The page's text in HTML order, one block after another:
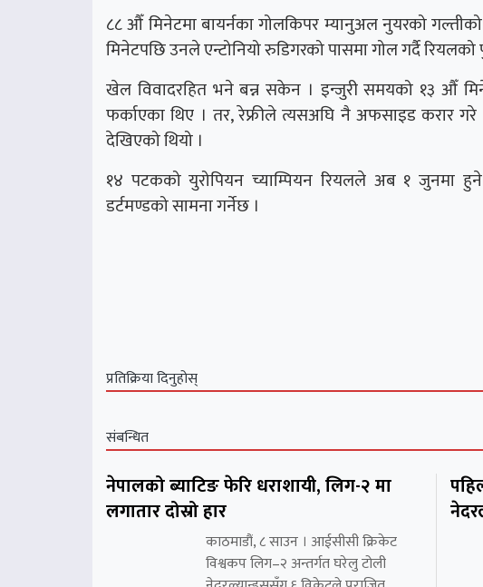
८८ औँ मिनेटमा बायर्नका गोलकिपर म्यानुअल नुयरको
मिनेटपछि उनले एन्टोनियो रुडिगरको पासमा गोल गर्दै रियलको
खेल विवादरहित भने बन्न सकेन । इन्जुरी समयको १३ औँ
फर्काएका थिए । तर, रेफ्रीले त्यसअघि नै अफसाइड करार गरे
देखिएको थियो ।
१४ पटकको युरोपियन च्याम्पियन रियलले अब १ जुनमा
डर्टमण्डको सामना गर्नेछ ।
प्रतिक्रिया दिनुहोस्
संबन्धित
नेपालको ब्याटिङ फेरि धराशायी, लिग-२ मा
लगातार दोस्रो हार
काठमाडौं, ८ साउन । आईसीसी क्रिकेट
विश्वकप लिग–२ अन्तर्गत घरेलु टोली